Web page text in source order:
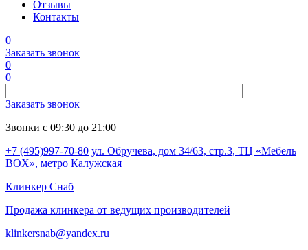
Отзывы
Контакты
0
Заказать звонок
0
0
Заказать звонок
Звонки с 09:30 до 21:00
+7 (495)997-70-80 ул. Обручева, дом 34/63, стр.3, ТЦ «Мебель
BOX», метро Калужская
Клинкер Снаб
Продажа клинкера от ведущих производителей
klinkersnab@yandex.ru